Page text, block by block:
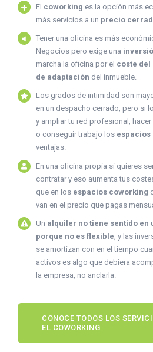
El coworking es la opción más
más servicios a un precio
Tener una oficina es más
Negocios pero exige una
marcha la oficina por el coste
de adaptación del inmueble.
Los grados de intimidad son
en un despacho cerrado, pero si
y ampliar tu red profesional,
o conseguir trabajo los espacios
ventajas.
En una oficina propia si quieres
contratar y eso aumenta tus
que en los espacios coworking
van en el precio que pagas
Un alquiler no tiene sentido en
porque no es flexible , y las
se amortizan con en el tiempo
activos es algo que debiera
la empresa, no anclarla.
CONOCE TODOS LOS
EL COWORKING